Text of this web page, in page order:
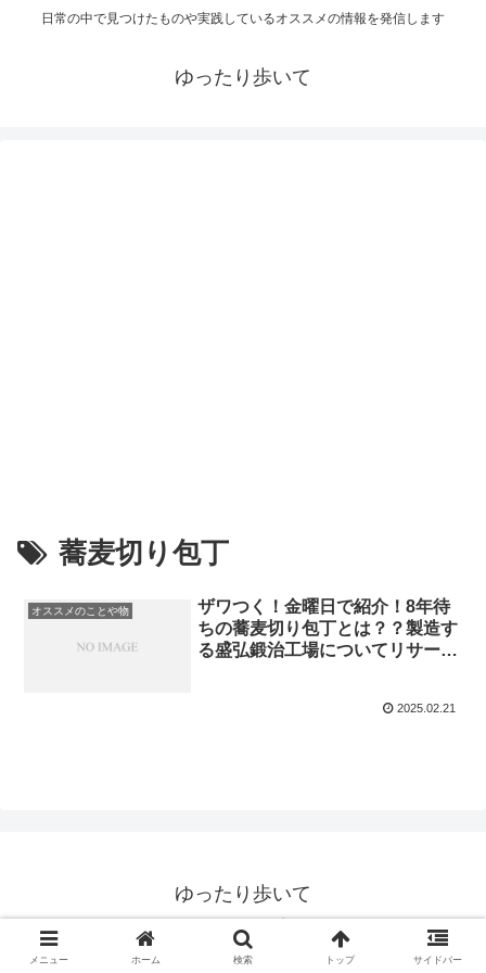
日常の中で見つけたものや実践しているオススメの情報を発信します
ゆったり歩いて
蕎麦切り包丁
オススメのことや物
ザワつく！金曜日で紹介！8年待
ちの蕎麦切り包丁とは？？製造す
る盛弘鍛治工場についてリサー
2025.02.21
ゆったり歩いて
メニュー ホーム 検索 トップ サイドバー